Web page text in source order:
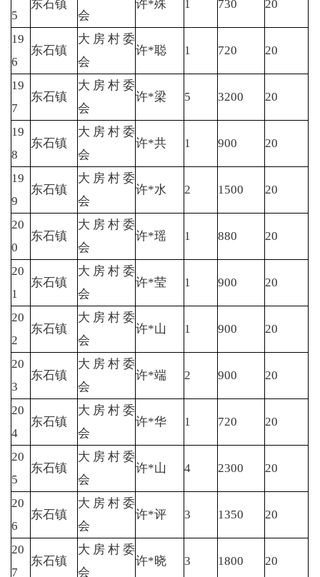
5
东石镇
会
许*殊 1 730 20
19
6
东石镇
大房村委
会
许*聪 1 720 20
19
7
东石镇
大房村委
会
许*梁 5 3200 20
19
8
东石镇
大房村委
会
许*共 1 900 20
19
9
东石镇
大房村委
会
许*水 2 1500 20
20
0
东石镇
大房村委
会
许*瑶 1 880 20
20
1
东石镇
大房村委
会
许*莹 1 900 20
20
2
东石镇
大房村委
会
许*山 1 900 20
20
3
东石镇
大房村委
会
许*端 2 900 20
20
4
东石镇
大房村委
会
许*华 1 720 20
20
5
东石镇
大房村委
会
许*山 4 2300 20
20
6
东石镇
大房村委
会
许*评 3 1350 20
20
7
东石镇
大房村委
会
许*晓 3 1800 20